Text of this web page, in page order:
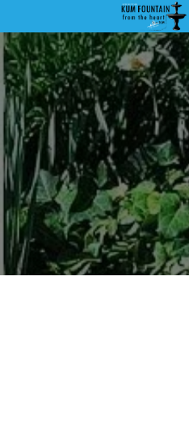
qua
nội
dung